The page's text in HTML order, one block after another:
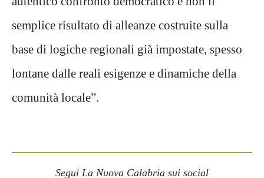
semplice risultato di alleanze costruite sulla
base di logiche regionali già impostate, spesso
lontane dalle reali esigenze e dinamiche della
comunità locale”.
Segui La Nuova Calabria sui social